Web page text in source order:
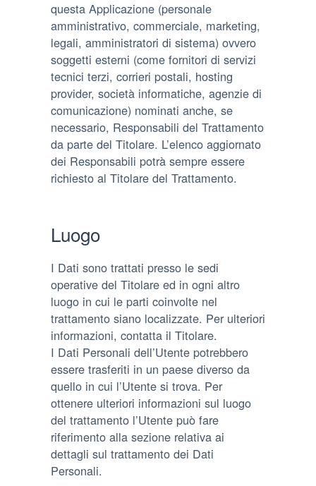
questa Applicazione (personale
amministrativo, commerciale, marketing,
legali, amministratori di sistema) ovvero
soggetti esterni (come fornitori di servizi
tecnici terzi, corrieri postali, hosting
provider, società informatiche, agenzie di
comunicazione) nominati anche, se
necessario, Responsabili del Trattamento
da parte del Titolare. L’elenco aggiornato
dei Responsabili potrà sempre essere
richiesto al Titolare del Trattamento.
Luogo
I Dati sono trattati presso le sedi
operative del Titolare ed in ogni altro
luogo in cui le parti coinvolte nel
trattamento siano localizzate. Per ulteriori
informazioni, contatta il Titolare.
I Dati Personali dell’Utente potrebbero
essere trasferiti in un paese diverso da
quello in cui l’Utente si trova. Per
ottenere ulteriori informazioni sul luogo
del trattamento l’Utente può fare
riferimento alla sezione relativa ai
dettagli sul trattamento dei Dati
Personali.